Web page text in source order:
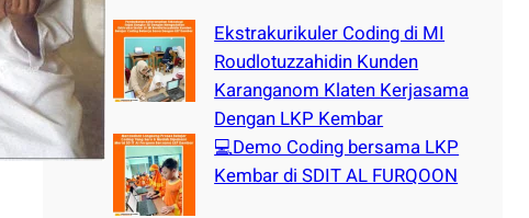
Ekstrakurikuler Coding di MI
Roudlotuzzahidin Kunden
Karanganom Klaten Kerjasama
Dengan LKP Kembar
💻Demo Coding bersama LKP
Kembar di SDIT AL FURQOON